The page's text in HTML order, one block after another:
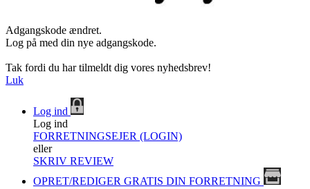
Adgangskode ændret.
Log på med din nye adgangskode.
Tak fordi du har tilmeldt dig vores nyhedsbrev!
Luk
Log ind
Log ind
FORRETNINGSEJER (LOGIN)
eller
SKRIV REVIEW
OPRET/REDIGER GRATIS DIN FORRETNING